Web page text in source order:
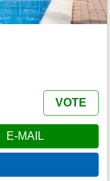
VOTE
E-MAIL